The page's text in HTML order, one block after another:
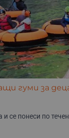
гуми за
се понеси по